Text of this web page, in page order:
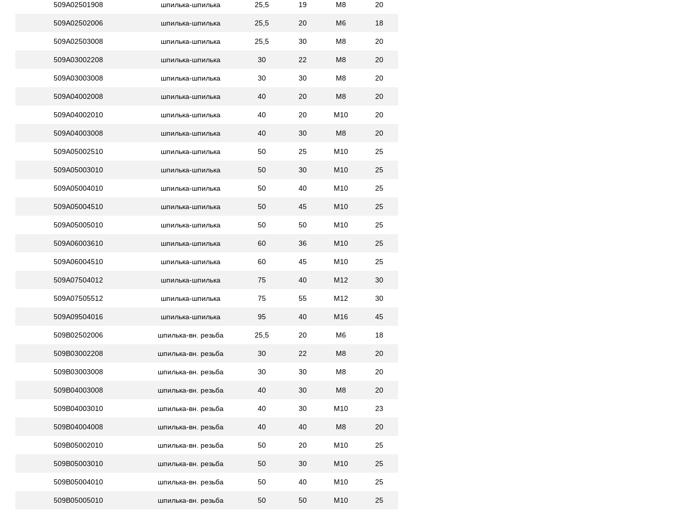
509A02501908 шпилька-шпилька 25,5 19 M8 20
509A02502006 шпилька-шпилька 25,5 20 M6 18
509A02503008 шпилька-шпилька 25,5 30 M8 20
509A03002208 шпилька-шпилька 30 22 M8 20
509A03003008 шпилька-шпилька 30 30 M8 20
509A04002008 шпилька-шпилька 40 20 M8 20
509A04002010 шпилька-шпилька 40 20 M10 20
509A04003008 шпилька-шпилька 40 30 M8 20
509A05002510 шпилька-шпилька 50 25 M10 25
509A05003010 шпилька-шпилька 50 30 M10 25
509A05004010 шпилька-шпилька 50 40 M10 25
509A05004510 шпилька-шпилька 50 45 M10 25
509A05005010 шпилька-шпилька 50 50 M10 25
509A06003610 шпилька-шпилька 60 36 M10 25
509A06004510 шпилька-шпилька 60 45 M10 25
509A07504012 шпилька-шпилька 75 40 M12 30
509A07505512 шпилька-шпилька 75 55 M12 30
509A09504016 шпилька-шпилька 95 40 M16 45
509B02502006 шпилька-вн. резьба 25,5 20 M6 18
509B03002208 шпилька-вн. резьба 30 22 M8 20
509B03003008 шпилька-вн. резьба 30 30 M8 20
509B04003008 шпилька-вн. резьба 40 30 M8 20
509B04003010 шпилька-вн. резьба 40 30 M10 23
509B04004008 шпилька-вн. резьба 40 40 M8 20
509B05002010 шпилька-вн. резьба 50 20 M10 25
509B05003010 шпилька-вн. резьба 50 30 M10 25
509B05004010 шпилька-вн. резьба 50 40 M10 25
509B05005010 шпилька-вн. резьба 50 50 M10 25